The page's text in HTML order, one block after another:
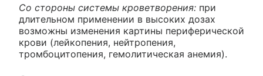
Со стороны системы кроветворения: при
длительном применении в высоких дозах
возможны изменения картины периферической
крови (лейкопения, нейтропения,
тромбоцитопения, гемолитическая анемия).